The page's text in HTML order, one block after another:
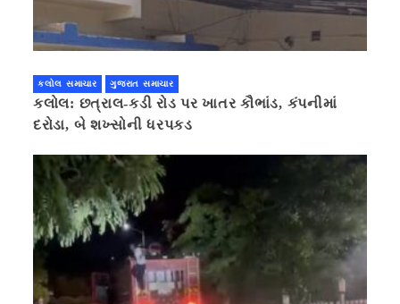
કલોલ સમાચાર ગુજરાત સમાચાર
કલોલ: છત્રાલ-કડી રોડ પર ખાતર કૌભાંડ, કંપનીમાં
દરોડા, બે શખ્સોની ધરપકડ